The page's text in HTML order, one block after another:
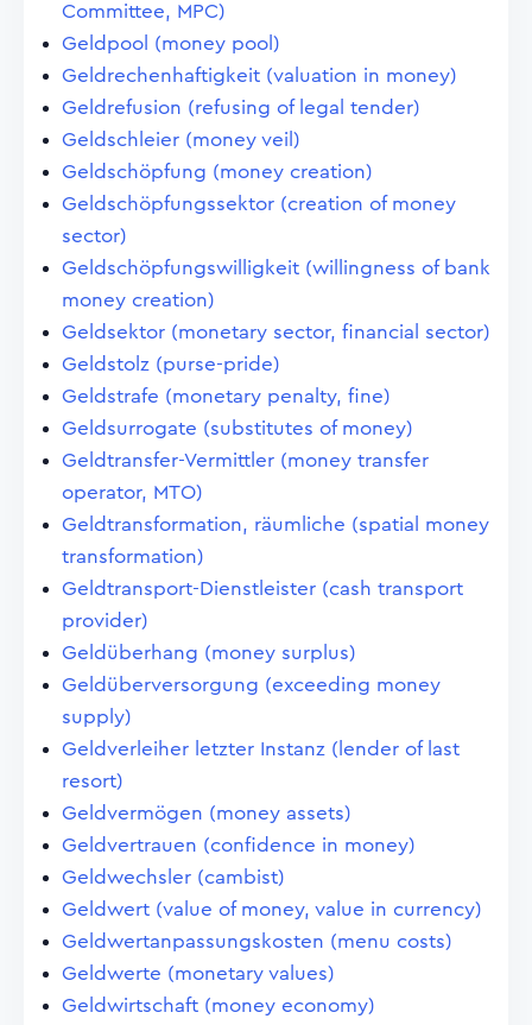
Committee, MPC)
Geldpool (money pool)
Geldrechenhaftigkeit (valuation in money)
Geldrefusion (refusing of legal tender)
Geldschleier (money veil)
Geldschöpfung (money creation)
Geldschöpfungssektor (creation of money
sector)
Geldschöpfungswilligkeit (willingness of bank
money creation)
Geldsektor (monetary sector, financial sector)
Geldstolz (purse-pride)
Geldstrafe (monetary penalty, fine)
Geldsurrogate (substitutes of money)
Geldtransfer-Vermittler (money transfer
operator, MTO)
Geldtransformation, räumliche (spatial money
transformation)
Geldtransport-Dienstleister (cash transport
provider)
Geldüberhang (money surplus)
Geldüberversorgung (exceeding money
supply)
Geldverleiher letzter Instanz (lender of last
resort)
Geldvermögen (money assets)
Geldvertrauen (confidence in money)
Geldwechsler (cambist)
Geldwert (value of money, value in currency)
Geldwertanpassungskosten (menu costs)
Geldwerte (monetary values)
Geldwirtschaft (money economy)